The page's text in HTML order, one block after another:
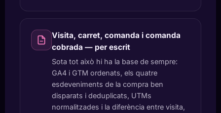
Visita, carret, comanda i comanda
cobrada — per escrit
Sota tot això hi ha la base de sempre:
GA4 i GTM ordenats, els quatre
esdeveniments de la compra ben
disparats i deduplicats, UTMs
normalitzades i la diferència entre visita,